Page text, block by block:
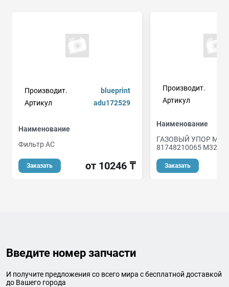
Производит.
blueprint
Артикул
adu172529
Наименование
Фильтр AC
Заказать от 10246 ₸
Производит.
Артикул
Наименование
ГАЗОВЫЙ УПОР
81748210065
Заказать
Введите номер запчасти
И получите предложения со всего мира с бесплатной доставкой
до Вашего города